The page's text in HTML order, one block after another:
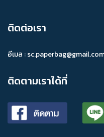
ร้านขายกล่องผ้าไหม ราคาส่ง
ขายกล่องผ้าแบบฝาครอบ
กล่องป็อปคอนจัมโบ้ (ทรงสี่
ติดต่อเรา
อีเมล :
ติดตามเราได้ที่